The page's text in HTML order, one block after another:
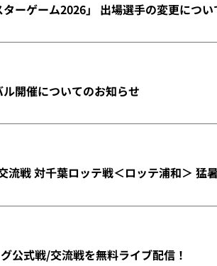
ターゲーム2026」 出場選手の変更につい
開催についてのお知らせ
流戦 対千葉ロッテ戦＜ロッテ浦和＞ 猛
公式戦/交流戦を無料ライブ配信！